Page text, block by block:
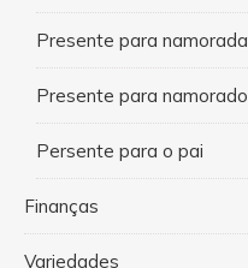
Presente para namorada
Presente para namorado
Persente para o pai
Finanças
Variedades